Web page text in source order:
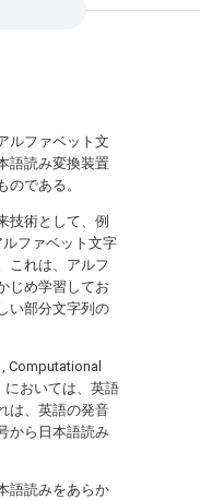
ルファベット文
語読み変換装置
である。
技術として、例
ファベット文字
これは、アルフ
じめ学習してお
い部分文字列の
Computational
においては、英語
は、英語の発音
から日本語読み
語読みをあらか